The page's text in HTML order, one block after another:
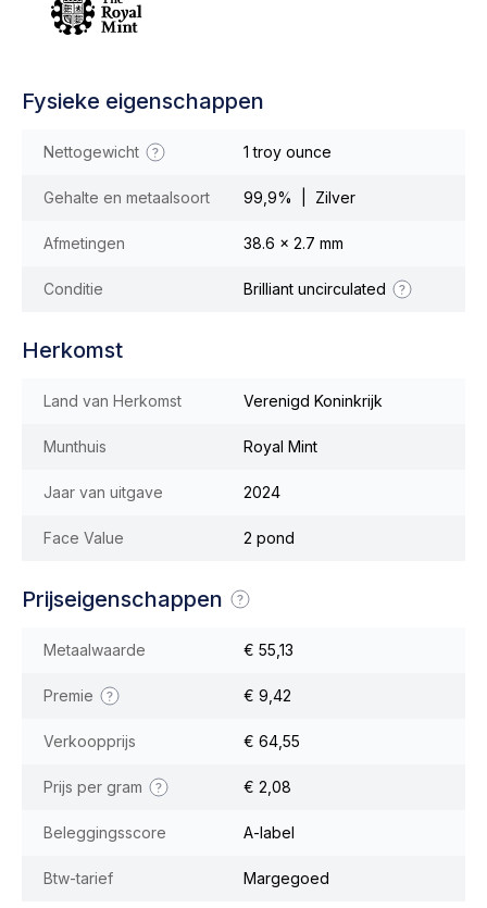
Fysieke eigenschappen
Nettogewicht 1 troy ounce
Gehalte en metaalsoort 99,9% | Zilver
Afmetingen 38.6 x 2.7 mm
Conditie Brilliant uncirculated
Herkomst
Land van Herkomst Verenigd Koninkrijk
Munthuis Royal Mint
Jaar van uitgave 2024
Face Value 2 pond
Prijseigenschappen
Metaalwaarde € 55,13
Premie € 9,42
Verkoopprijs € 64,55
Prijs per gram € 2,08
Beleggingsscore A-label
Btw-tarief Margegoed